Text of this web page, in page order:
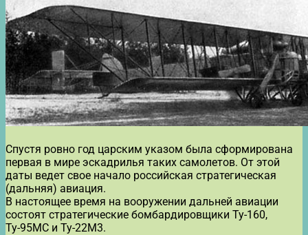
Спустя ровно год царским указом была сформирована
первая в мире эскадрилья таких самолетов. От этой
даты ведет свое начало российская стратегическая
(дальняя) авиация.
В настоящее время на вооружении дальней авиации
состоят стратегические бомбардировщики Ту-160,
Ту-95МС и Ту-22М3.